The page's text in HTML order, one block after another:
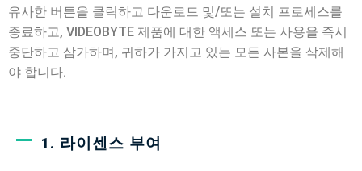
유사한 버튼을 클릭하고 다운로드 및/또는 설치 프로세스를
종료하고, VIDEOBYTE 제품에 대한 액세스 또는 사용을 즉시
중단하고 삼가하며, 귀하가 가지고 있는 모든 사본을 삭제해
야 합니다.
1. 라이센스 부여